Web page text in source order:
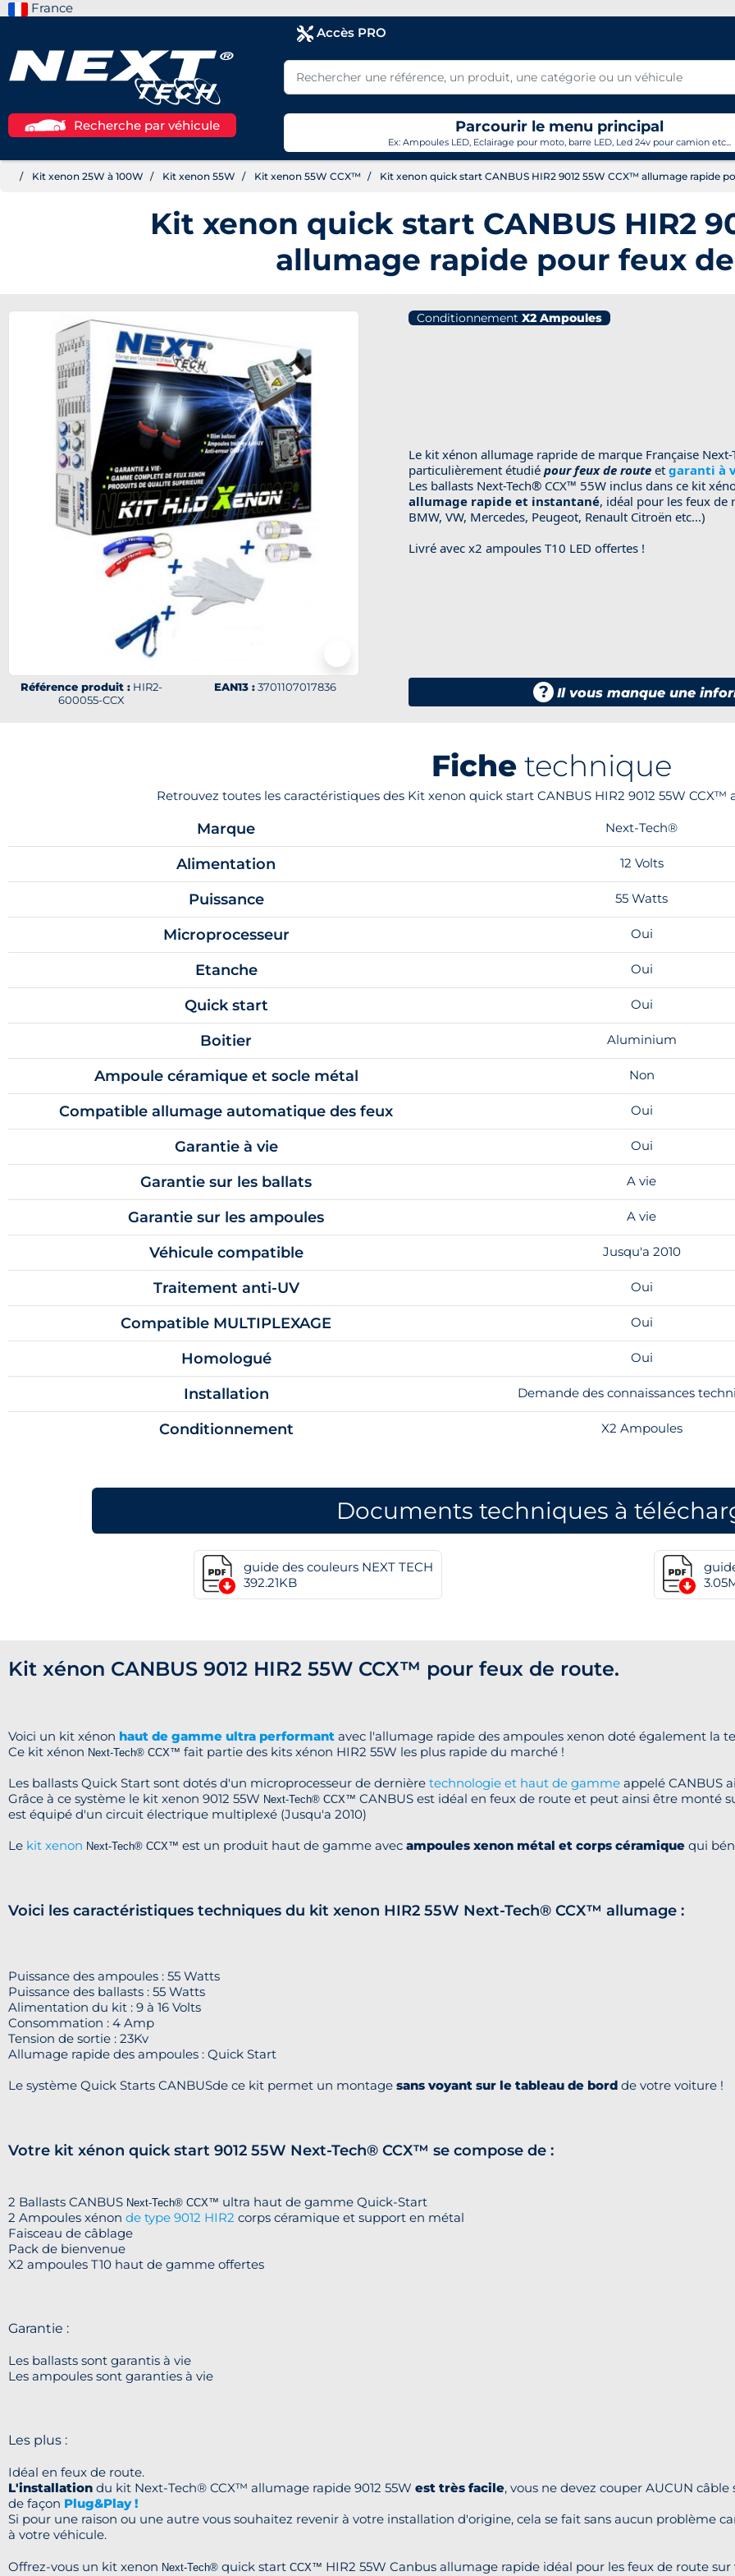
France
Accès PRO
Recherche par véhicule Parcourir le menu principal
Ex: Ampoules LED, Eclairage pour moto, barre LED, Led 24v pour camion etc...
Kit xenon 25W à 100W Kit xenon 55W Kit xenon 55W CCX™ Kit xenon quick start CANBUS HIR2 9012 55W CCX™ allumage rapide
Kit xenon quick start CANBUS HIR2
allumage rapide pour feux
Référence produit : HIR2-
600055-CCX
EAN13 :3701107017836
Conditionnement X2 Ampoules
Le kit xénon allumage rapride de marque Française
particulièrement étudié pour feux de routeet garanti à
Les ballasts Next-Tech® CCX™ 55W inclus dans ce kit
allumage rapide et instantané, idéal pour les feux de
BMW, VW, Mercedes, Peugeot, Renault Citroën etc...)
Livré avec x2 ampoules T10 LED offertes !
? Il vous manque une
Fichetechnique
Retrouvez toutes les caractéristiques des Kit xenon quick start CANBUS HIR2 9012 55W
Marque Next-Tech®
Alimentation 12 Volts
Puissance 55 Watts
Microprocesseur Oui
Etanche Oui
Quick start Oui
Boitier Aluminium
Ampoule céramique et socle métal Non
Compatible allumage automatique des feux Oui
Garantie à vie Oui
Garantie sur les ballats A vie
Garantie sur les ampoules A vie
Véhicule compatible Jusqu'a 2010
Traitement anti-UV Oui
Compatible MULTIPLEXAGE Oui
Homologué Oui
Installation Demande des connaissances
Conditionnement X2 Ampoules
Documents techniques à
guide des couleurs NEXT TECH
392.21KB
Kit xénon CANBUS 9012 HIR2 55W CCX™ pour feux de route.
Voici un kit xénon haut de gamme ultra performant avec l'allumage rapide des ampoules xenon doté également la
Ce kit xénon Next-Tech® CCX™ fait partie des kits xénon HIR2 55W les plus rapide du marché !
Les ballasts Quick Start sont dotés d'un microprocesseur de dernière technologie et haut de gamme appelé CANBUS
Grâce à ce système le kit xenon 9012 55W Next-Tech® CCX™ CANBUS est idéal en feux de route et peut ainsi être monté
est équipé d'un circuit électrique multiplexé (Jusqu'a 2010)
Le kit xenon Next-Tech® CCX™ est un produit haut de gamme avec ampoules xenon métal et corps céramique qui
Voici les caractéristiques techniques du kit xenon HIR2 55W Next-Tech® CCX™ allumage :
Puissance des ampoules : 55 Watts
Puissance des ballasts : 55 Watts
Alimentation du kit : 9 à 16 Volts
Consommation : 4 Amp
Tension de sortie : 23Kv
Allumage rapide des ampoules : Quick Start
Le système Quick Starts CANBUSde ce kit permet un montage sans voyant sur le tableau de bord de votre voiture !
Votre kit xénon quick start 9012 55W Next-Tech® CCX™ se compose de :
2 Ballasts CANBUS Next-Tech® CCX™ ultra haut de gamme Quick-Start
2 Ampoules xénon de type 9012 HIR2 corps céramique et support en métal
Faisceau de câblage
Pack de bienvenue
X2 ampoules T10 haut de gamme offertes
Garantie :
Les ballasts sont garantis à vie
Les ampoules sont garanties à vie
Les plus :
Idéal en feux de route.
L'installation du kit Next-Tech® CCX™ allumage rapide 9012 55W est très facile, vous ne devez couper AUCUN
de façon Plug&Play !
Si pour une raison ou une autre vous souhaitez revenir à votre installation d'origine, cela se fait sans aucun problème
à votre véhicule.
Offrez-vous un kit xenon Next-Tech® quick start CCX™ HIR2 55W Canbus allumage rapide idéal pour les feux de route